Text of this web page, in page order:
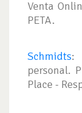
Venta
PETA.
Schmidts:
personal.
Place -